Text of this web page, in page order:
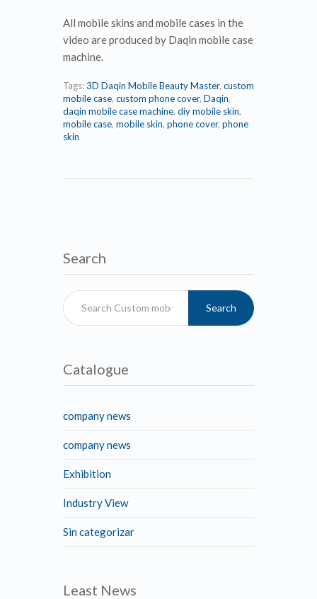
All mobile skins and mobile cases in the
video are produced by Daqin mobile case
machine.
Tags:3D Daqin Mobile Beauty Master, custom
mobile case, custom phone cover, Daqin,
daqin mobile case machine, diy mobile skin,
mobile case, mobile skin, phone cover, phone
skin
Search
Search
Catalogue
company news
company news
Exhibition
Industry View
Sin categorizar
Least News